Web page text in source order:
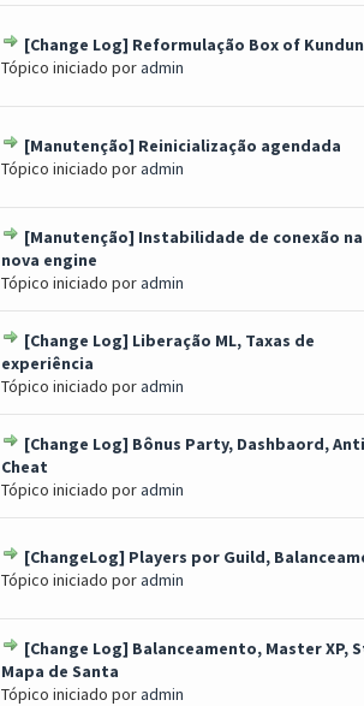
[Change Log] Reformulação Box of Kundun
Tópico iniciado poradmin
[Manutenção] Reinicialização agendada
Tópico iniciado poradmin
[Manutenção] Instabilidade de conexão na
nova engine
Tópico iniciado poradmin
[Change Log] Liberação ML, Taxas de
experiência
Tópico iniciado poradmin
[Change Log] Bônus Party, Dashbaord,
Cheat
Tópico iniciado poradmin
[ChangeLog] Players por Guild,
Tópico iniciado poradmin
[Change Log] Balanceamento, Master XP,
Mapa de Santa
Tópico iniciado poradmin